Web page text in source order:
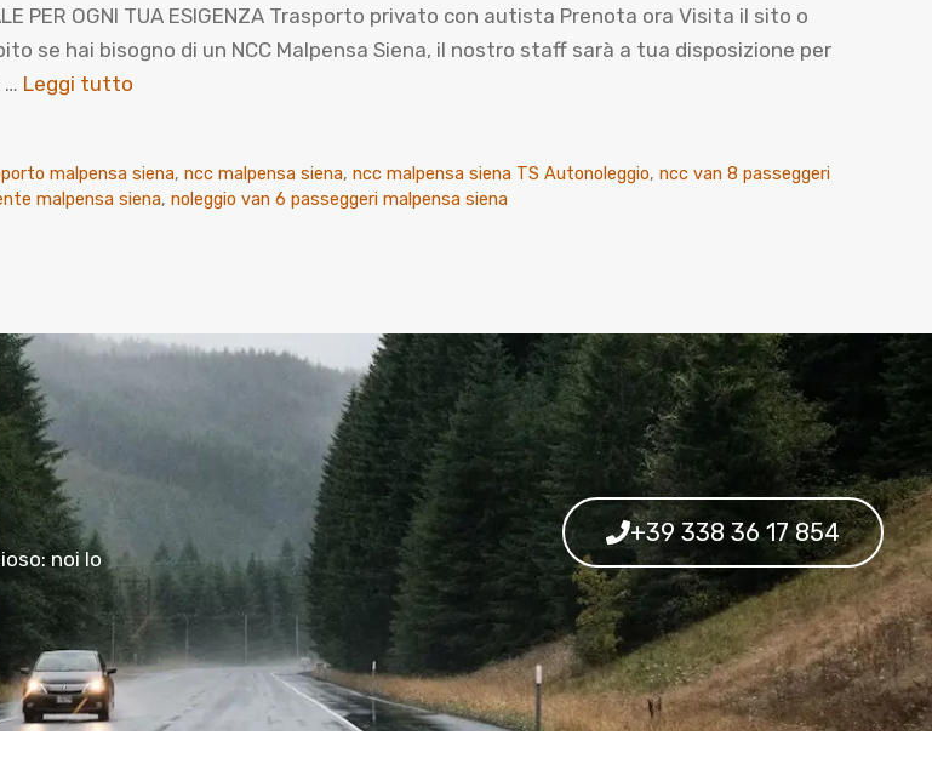
PER OGNI TUA ESIGENZA Trasporto privato con autista Prenota ora Visita il sito o
hai bisogno di un NCC Malpensa Siena, il nostro staff sarà a tua disposizione per
… Leggi tutto
malpensa siena,ncc malpensa siena,ncc malpensa siena TS Autonoleggio,ncc van 8 passeggeri
malpensa siena, noleggio van 6 passeggeri malpensa siena
noi lo
+39 338 36 17 854